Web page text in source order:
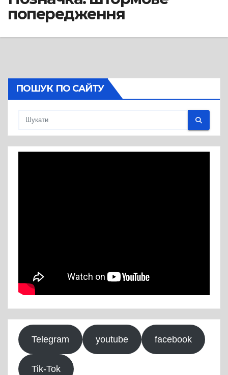
попередження
ПОШУК ПО САЙТУ
Telegram youtube facebook
Tik-Tok